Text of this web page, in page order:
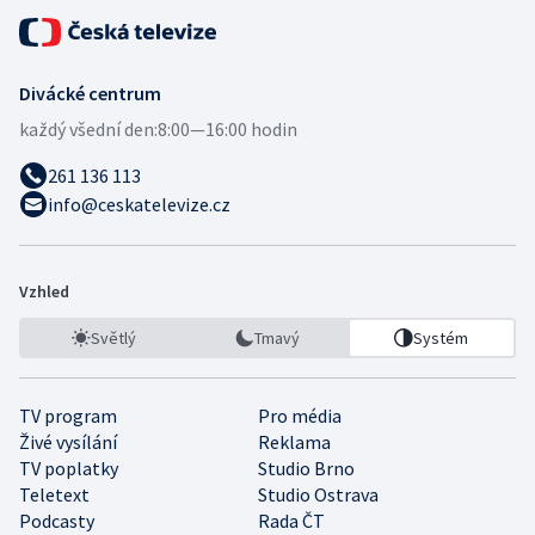
Divácké centrum
každý všední den:8:00—16:00 hodin
261 136 113
info@ceskatelevize.cz
Vzhled
Světlý Tmavý Systém
TV program
Pro média
Živé vysílání
Reklama
TV poplatky
Studio Brno
Teletext
Studio Ostrava
Podcasty
Rada ČT